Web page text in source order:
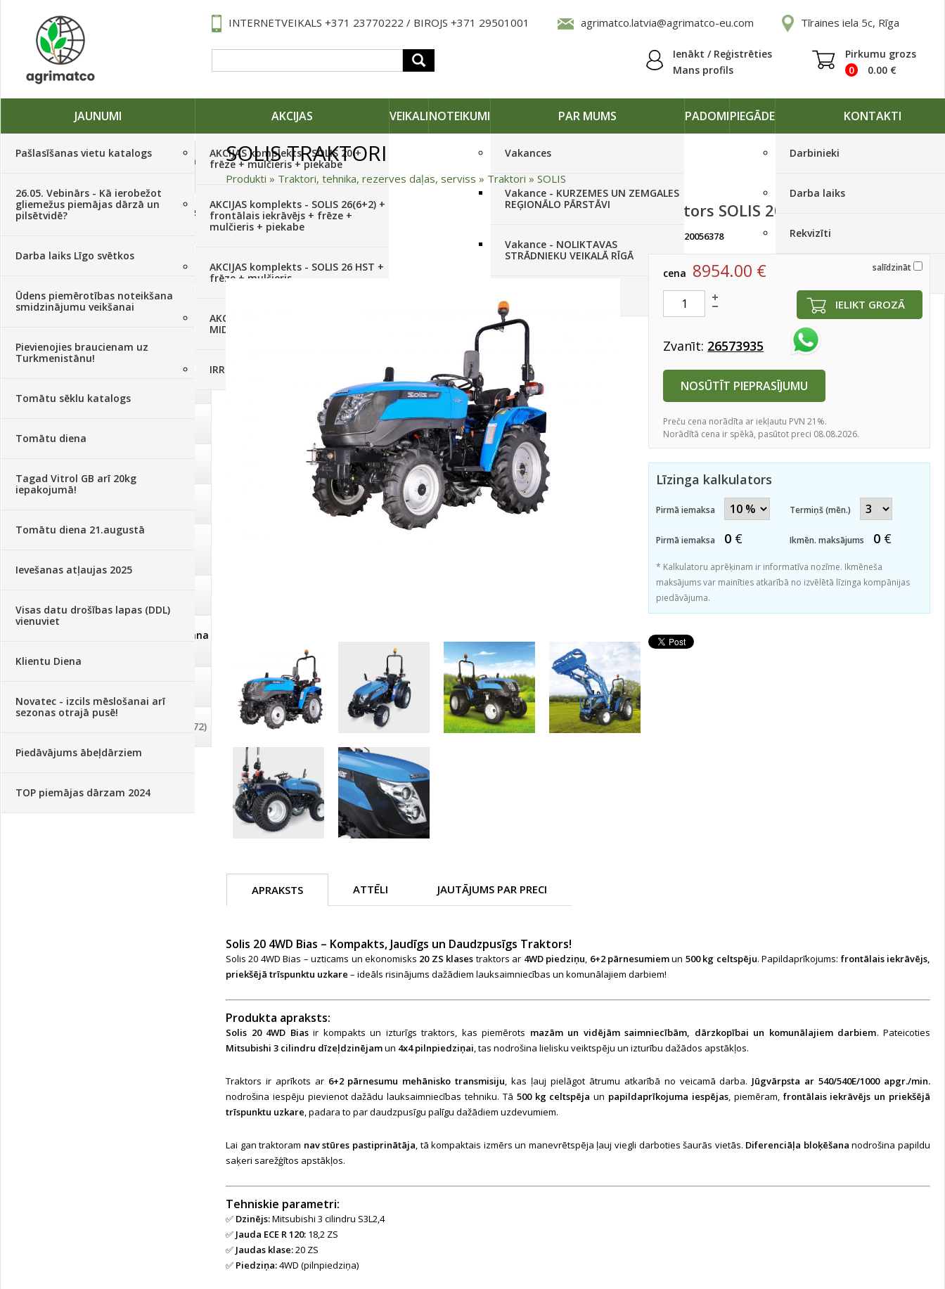
INTERNETVEIKALS +371 23770222 / BIROJS +371 29501001 agrimatco.latvia@agrimatco-eu.com Tīraines iela 5c, Rīga
Ienākt / Reģistrēties
Mans profils
Pirkumu grozs
0
0.00 €
JAUNUMI
Pašlasīšanas vietu katalogs
26.05. Vebinārs - Kā ierobežot
gliemežus piemājas dārzā un
pilsētvidē?
Darba laiks Līgo svētkos
Ūdens piemērotības noteikšana
smidzinājumu veikšanai
Pievienojies braucienam uz
Turkmenistānu!
Tomātu sēklu katalogs
Tomātu diena
Tagad Vitrol GB arī 20kg
iepakojumā!
Tomātu diena 21.augustā
Ievešanas atļaujas 2025
Visas datu drošības lapas (DDL)
vienuviet
Klientu Diena
Novatec - izcils mēslošanai arī
sezonas otrajā pusē!
Piedāvājums ābeļdārziem
TOP piemājas dārzam 2024
AKCIJAS
AKCIJAS komplekts - SOLIS 20 +
frēze + mulčieris + piekabe
AKCIJAS komplekts - SOLIS 26(6+2) +
frontālais iekrāvējs + frēze +
mulčieris + piekabe
AKCIJAS komplekts - SOLIS 26 HST +
frēze + mulčieris
AKCIJAS komplekts - SOLIS 26 HST +
MID MOWER + piekabe
IRRITEC Pilienlaistīšanas komplekti
VEIKALINOTEIKUMI PAR MUMS
Vakances
Vakance - KURZEMES UN ZEMGALES
REĢIONĀLO PĀRSTĀVI
Vakance - NOLIKTAVAS
STRĀDNIEKU VEIKALĀ RĪGĀ
PADOMIPIEGĀDE KONTAKTI
Darbinieki
Darba laiks
Rekvizīti
Traktori, tehnika, rezerves daļas,
Sēklas, sīpoli, ķiploki, sīpolpuķes,
kartupeļi
Augu aizsardzība(366)
Mēslojumi(495)
Augsne, kūdra, mulča
Dezinfekcija, tīrīšana, mazgāšana
(72)
SOLIS TRAKTORI
Produkti » Traktori, tehnika, rezerves daļas, serviss » Traktori » SOLIS
Traktors SOLIS 20 4WD Bias
20056378
salīdzināt
cena 8954.00 €
IELIKT GROZĀ
Zvanīt: 26573935
NOSŪTĪT PIEPRASĪJUMU
Preču cena norādīta ar iekļautu PVN 21%.
Norādītā cena ir spēkā, pasūtot preci 08.08.2026.
Līzinga kalkulators
Pirmā iemaksa Termiņš (mēn.)
Pirmā iemaksa 0 € Ikmēn. maksājums 0€
* Kalkulatoru aprēķinam ir informatīva nozīme. Ikmēneša
maksājums var mainīties atkarībā no izvēlētā līzinga kompānijas
piedāvājuma.
APRAKSTS ATTĒLI JAUTĀJUMS PAR PRECI
Solis 20 4WD Bias – Kompakts, Jaudīgs un Daudzpusīgs Traktors!
Solis 20 4WD Bias – uzticams un ekonomisks 20 ZS klases traktors ar 4WD piedziņu, 6+2 pārnesumiemun 500 kg celtspēju. Papildaprīkojums: frontālais iekrāvējs,
priekšējā trīspunktu uzkare – ideāls risinājums dažādiem lauksaimniecības un komunālajiem darbiem!
Produkta apraksts:
Solis 20 4WD Biasir kompakts un izturīgs traktors, kas piemērots mazām un vidējām saimniecībām, dārzkopībai un komunālajiem darbiem. Pateicoties
Mitsubishi 3 cilindru dīzeļdzinējamun 4x4 pilnpiedziņai, tas nodrošina lielisku veiktspēju un izturību dažādos apstākļos.
Traktors ir aprīkots ar 6+2 pārnesumu mehānisko transmisiju, kas ļauj pielāgot ātrumu atkarībā no veicamā darba. Jūgvārpsta ar 540/540E/1000 apgr./min.
nodrošina iespēju pievienot dažādu lauksaimniecības tehniku. Tā 500 kg celtspēja un papildaprīkojuma iespējas, piemēram, frontālais iekrāvējs un priekšējā
trīspunktu uzkare, padara to par daudzpusīgu palīgu dažādiem uzdevumiem.
Lai gan traktoram nav stūres pastiprinātāja, tā kompaktais izmērs un manevrētspēja ļauj viegli darboties šaurās vietās. Diferenciāļa bloķēšana nodrošina papildu
saķeri sarežģītos apstākļos.
Tehniskie parametri:
✅ Dzinējs:Mitsubishi 3 cilindru S3L2,4
✅ Jauda ECE R 120: 18,2 ZS
✅ Jaudas klase:20 ZS
✅ Piedziņa:4WD (pilnpiedziņa)